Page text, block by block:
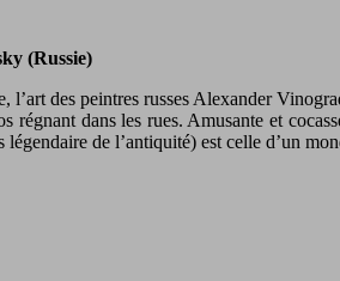
(Russie)
l’art des peintres russes Alexander
régnant dans les rues. Amusante et
de l’antiquité) est celle d’un